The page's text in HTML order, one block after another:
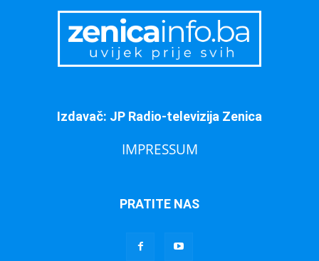
Izdavač: JP Radio-televizija Zenica
IMPRESSUM
PRATITE NAS